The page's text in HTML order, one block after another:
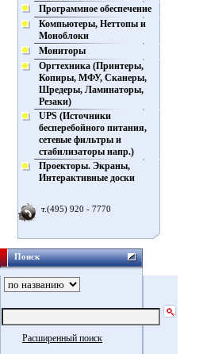
Программное обеспечение
Компьютеры, Неттопы и
Моноблоки
Мониторы
Оргтехника (Принтеры,
Копиры, МФУ, Сканеры,
Шредеры, Ламинаторы,
Резаки)
UPS (Источники
бесперебойного питания,
сетевые фильтры и
стабилизаторы напр.)
Проекторы. Экраны,
Интерактивные доски
т.(495) 920 - 7770
Поиск
Расширенный поиск